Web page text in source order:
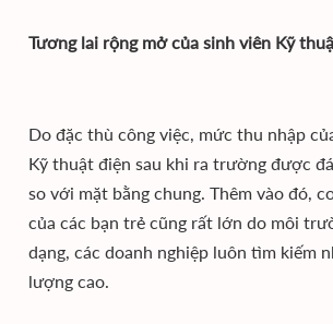
Tương lai rộng mở của sinh viên Kỹ
Do đặc thù công việc, mức thu nhập
Kỹ thuật điện sau khi ra trường được
so với mặt bằng chung. Thêm vào đó,
của các bạn trẻ cũng rất lớn do môi
dạng, các doanh nghiệp luôn tìm kiếm
lượng cao.